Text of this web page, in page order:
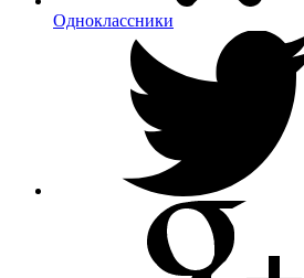
Одноклассники